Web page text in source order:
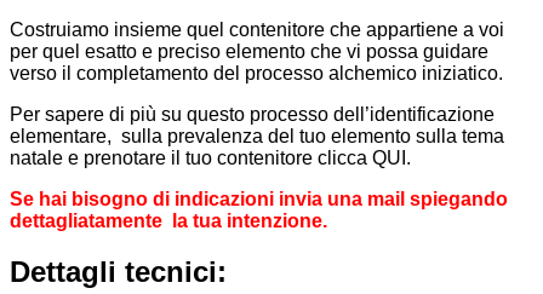
Costruiamo insieme quel contenitore che appartiene a voi
per quel esatto e preciso elemento che vi possa guidare
verso il completamento del processo alchemico iniziatico.
Per sapere di più su questo processo dell’identificazione
elementare, sulla prevalenza del tuo elemento sulla tema
natale e prenotare il tuo contenitore clicca QUI.
Se hai bisogno di indicazioni invia una mail spiegando
dettagliatamente la tua intenzione.
Dettagli tecnici: